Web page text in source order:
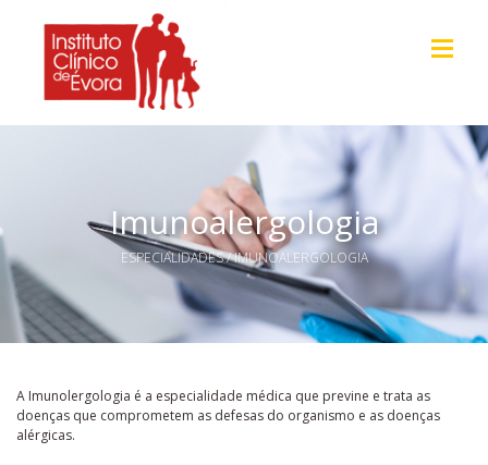
Imunoalergologia
ESPECIALIDADES/ IMUNOALERGOLOGIA
A Imunolergologia é a especialidade médica que previne e trata as
doenças que comprometem as defesas do organismo e as doenças
alérgicas.